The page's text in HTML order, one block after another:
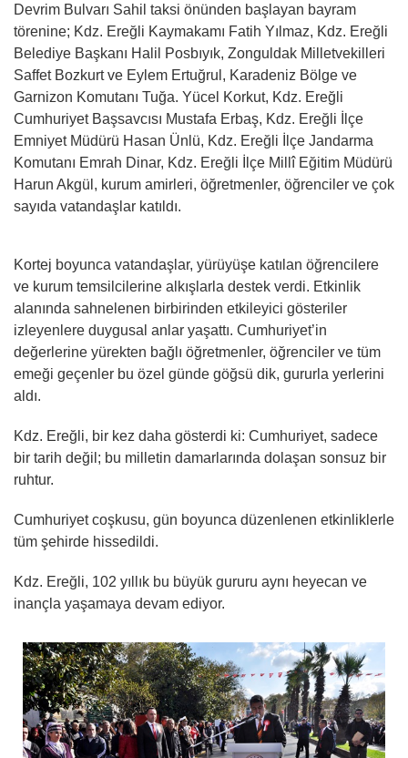
Devrim Bulvarı Sahil taksi önünden başlayan bayram
törenine; Kdz. Ereğli Kaymakamı Fatih Yılmaz, Kdz. Ereğli
Belediye Başkanı Halil Posbıyık, Zonguldak Milletvekilleri
Saffet Bozkurt ve Eylem Ertuğrul, Karadeniz Bölge ve
Garnizon Komutanı Tuğa. Yücel Korkut, Kdz. Ereğli
Cumhuriyet Başsavcısı Mustafa Erbaş, Kdz. Ereğli İlçe
Emniyet Müdürü Hasan Ünlü, Kdz. Ereğli İlçe Jandarma
Komutanı Emrah Dinar, Kdz. Ereğli İlçe Millî Eğitim Müdürü
Harun Akgül, kurum amirleri, öğretmenler, öğrenciler ve çok
sayıda vatandaşlar katıldı.
Kortej boyunca vatandaşlar, yürüyüşe katılan öğrencilere
ve kurum temsilcilerine alkışlarla destek verdi. Etkinlik
alanında sahnelenen birbirinden etkileyici gösteriler
izleyenlere duygusal anlar yaşattı. Cumhuriyet’in
değerlerine yürekten bağlı öğretmenler, öğrenciler ve tüm
emeği geçenler bu özel günde göğsü dik, gururla yerlerini
aldı.
Kdz. Ereğli, bir kez daha gösterdi ki: Cumhuriyet, sadece
bir tarih değil; bu milletin damarlarında dolaşan sonsuz bir
ruhtur.
Cumhuriyet coşkusu, gün boyunca düzenlenen etkinliklerle
tüm şehirde hissedildi.
Kdz. Ereğli, 102 yıllık bu büyük gururu aynı heyecan ve
inançla yaşamaya devam ediyor.